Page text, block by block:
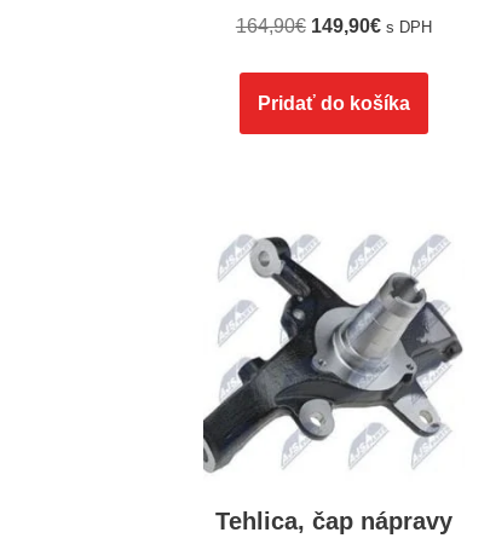
164,90€ 149,90€ s DPH
Pridať do košíka
Tehlica, čap nápravy